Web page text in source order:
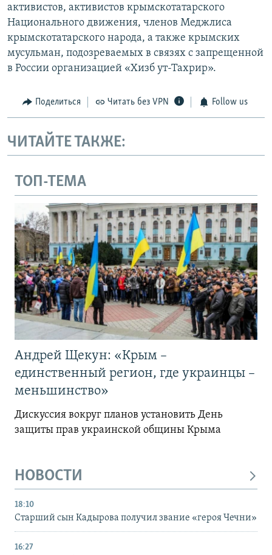
активистов, активистов крымскотатарского
Национального движения, членов Меджлиса
крымскотатарского народа, а также крымских
мусульман, подозреваемых в связях с запрещенной
в России организацией «Хизб ут-Тахрир».
Поделиться Читать без VPN Follow us
ЧИТАЙТЕ ТАКЖЕ:
ТОП-ТЕМА
Андрей Щекун: «Крым –
единственный регион, где украинцы –
меньшинство»
Дискуссия вокруг планов установить День
защиты прав украинской общины Крыма
НОВОСТИ
18:10
Старший сын Кадырова получил звание «героя Чечни»
16:27